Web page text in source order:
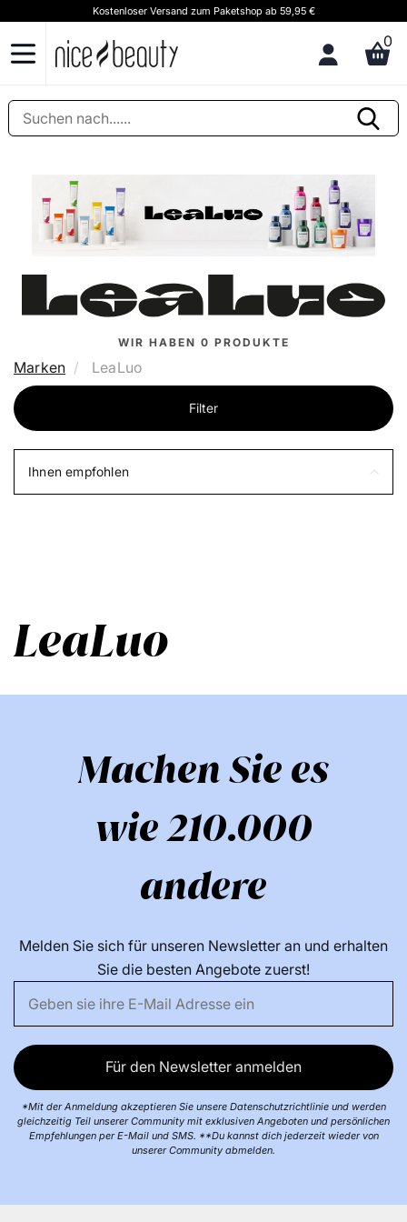
Kostenloser Versand zum Paketshop ab 59,95 €
0
WIR HABEN 0 PRODUKTE
Marken LeaLuo
Filter
Ihnen empfohlen
LeaLuo
Machen Sie es
wie 210.000
andere
Melden Sie sich für unseren Newsletter an und erhalten
Sie die besten Angebote zuerst!
Für den Newsletter anmelden
*Mit der Anmeldung akzeptieren Sie unsere Datenschutzrichtlinie und werden
gleichzeitig Teil unserer Community mit exklusiven Angeboten und persönlichen
Empfehlungen per E-Mail und SMS. **Du kannst dich jederzeit wieder von
unserer Community abmelden.